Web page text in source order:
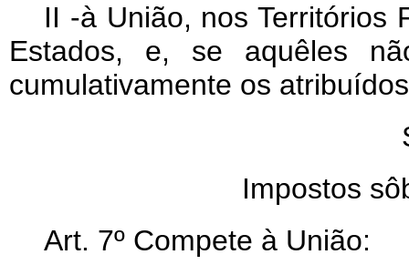
II -à União, nos Territórios
Estados, e, se aquêles
cumulativamente os
Impostos
Art. 7º Compete à União: